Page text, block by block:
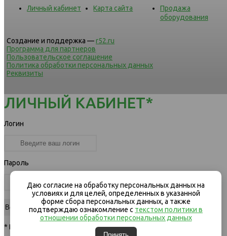
Личный кабинет Карта сайта
Продажа
оборудования
Создание и поддержка —r52.ru
Программа для партнеров
Пользовательское соглашение
Политика обработки персональных данных
Реквизиты
ЛИЧНЫЙ КАБИНЕТ*
Логин
Пароль
* Вход для клиентов компании
Даю согласие на обработку персональных данных на
условиях и для целей, определенных в указанной
форме сбора персональных данных, а также
подтверждаю ознакомление с текстом политики в
отношении обработки персональных данных